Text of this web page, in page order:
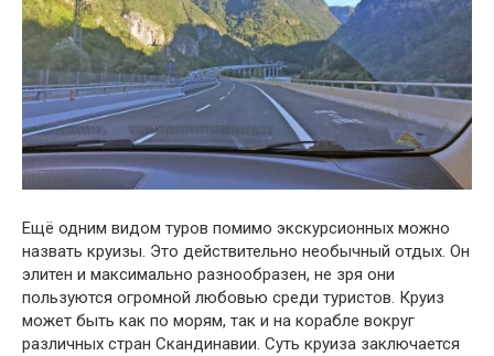
Ещё одним видом туров помимо экскурсионных можно
назвать круизы. Это действительно необычный отдых. Он
элитен и максимально разнообразен, не зря они
пользуются огромной любовью среди туристов. Круиз
может быть как по морям, так и на корабле вокруг
различных стран Скандинавии. Суть круиза заключается